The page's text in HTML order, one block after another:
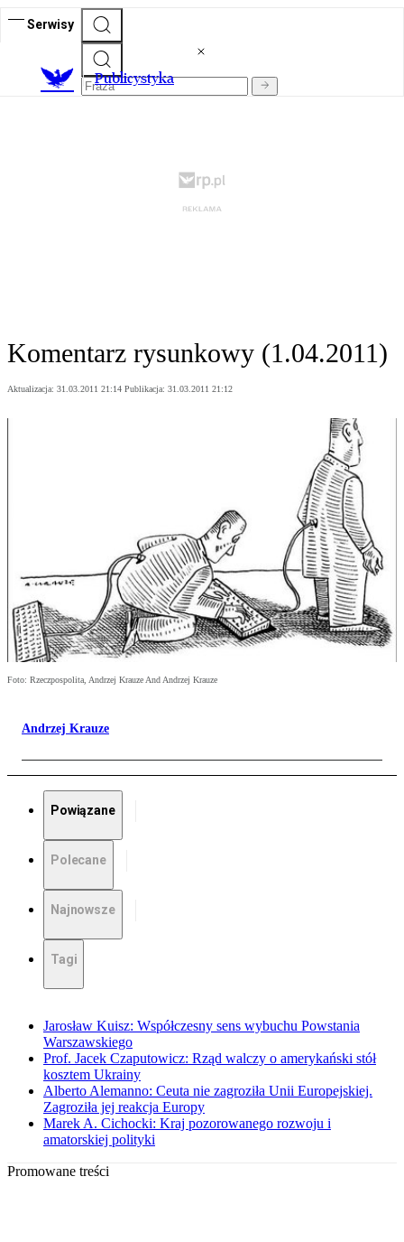
Serwisy
Publicystyka
Komentarz rysunkowy (1.04.2011)
Aktualizacja: 31.03.2011 21:14 Publikacja: 31.03.2011 21:12
Foto: Rzeczpospolita, Andrzej Krauze And Andrzej Krauze
Andrzej Krauze
Powiązane
Polecane
Najnowsze
Tagi
Jarosław Kuisz: Współczesny sens wybuchu Powstania
Warszawskiego
Prof. Jacek Czaputowicz: Rząd walczy o amerykański stół
kosztem Ukrainy
Alberto Alemanno: Ceuta nie zagroziła Unii Europejskiej.
Zagroziła jej reakcja Europy
Marek A. Cichocki: Kraj pozorowanego rozwoju i
amatorskiej polityki
Promowane treści